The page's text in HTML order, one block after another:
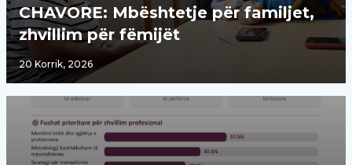
CHAVORE: Mbështetje për familjet,
zhvillim për fëmijët
20 Korrik, 2026